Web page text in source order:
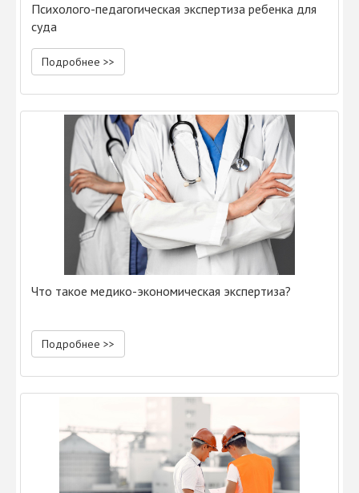
Психолого-педагогическая экспертиза ребенка для
суда
Подробнее >>
Что такое медико-экономическая экспертиза?
Подробнее >>